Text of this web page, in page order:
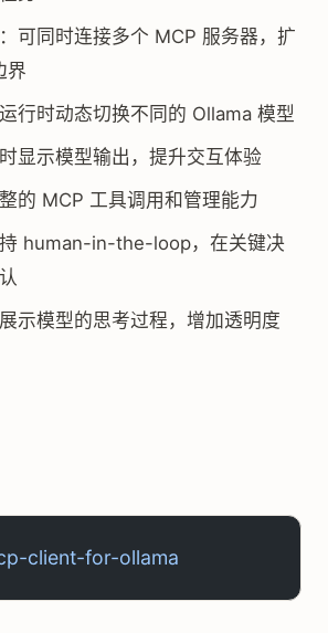
：可同时连接多个 MCP 服务器，扩
界
行时动态切换不同的 Ollama 模型
显示模型输出，提升交互体验
的 MCP 工具调用和管理能力
human-in-the-loop，在关键决
示模型的思考过程，增加透明度
client-for-ollama